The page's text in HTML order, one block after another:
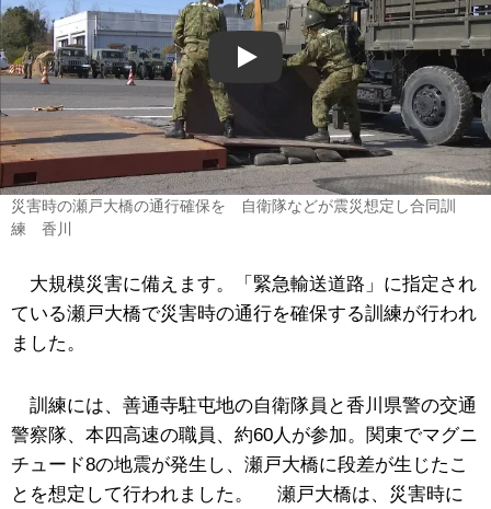
Play
災害時の瀬戸大橋の通行確保を 自衛隊などが震災想定し合同訓
練 香川
大規模災害に備えます。「緊急輸送道路」に指定され
ている瀬戸大橋で災害時の通行を確保する訓練が行われ
ました。
訓練には、善通寺駐屯地の自衛隊員と香川県警の交通
警察隊、本四高速の職員、約60人が参加。関東でマグニ
チュード8の地震が発生し、瀬戸大橋に段差が生じたこ
とを想定して行われました。 瀬戸大橋は、災害時に